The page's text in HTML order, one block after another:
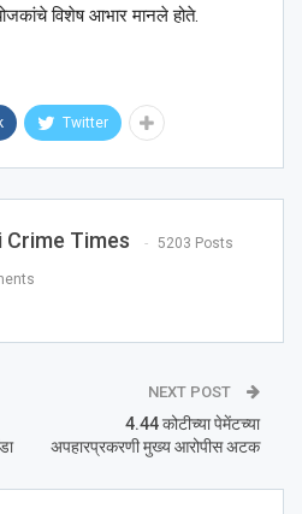
विशेष आभार मानले होते.
Twitter
Crime Times 5203 Posts
NEXT POST
4.44 कोटीच्या पेमेंटच्या
अपहारप्रकरणी मुख्य आरोपीस अटक